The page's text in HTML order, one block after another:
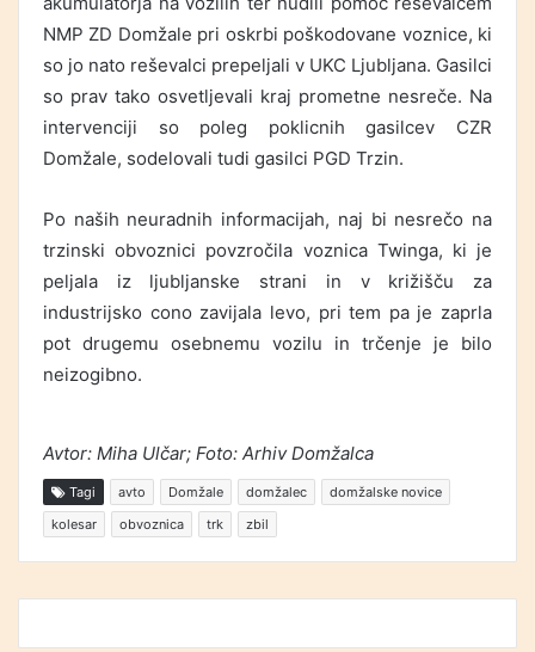
NMP ZD Domžale pri oskrbi poškodovane voznice, ki
so jo nato reševalci prepeljali v UKC Ljubljana. Gasilci
so prav tako osvetljevali kraj prometne nesreče. Na
intervenciji so poleg poklicnih gasilcev CZR
Domžale, sodelovali tudi gasilci PGD Trzin.
Po naših neuradnih informacijah, naj bi nesrečo na
trzinski obvoznici povzročila voznica Twinga, ki je
peljala iz ljubljanske strani in v križišču za
industrijsko cono zavijala levo, pri tem pa je zaprla
pot drugemu osebnemu vozilu in trčenje je bilo
neizogibno.
Avtor: Miha Ulčar; Foto: Arhiv Domžalca
Tagi avto Domžale domžalec
domžalske novice
kolesar
obvoznica trk zbil